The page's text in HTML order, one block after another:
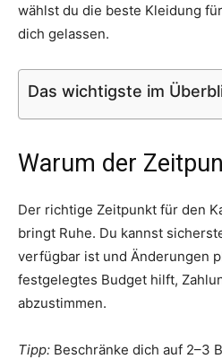
wählst du die beste Kleidung
dich gelassen.
Das wichtigste im
Warum der
Der richtige Zeitpunkt für den
bringt Ruhe. Du kannst
verfügbar ist und Änderungen
festgelegtes Budget hilft,
abzustimmen.
Tipp: Beschränke dich auf 2–3